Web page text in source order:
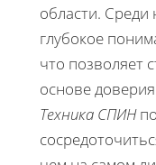
области.
глубокое
что позволяет
основе
Техника СПИН